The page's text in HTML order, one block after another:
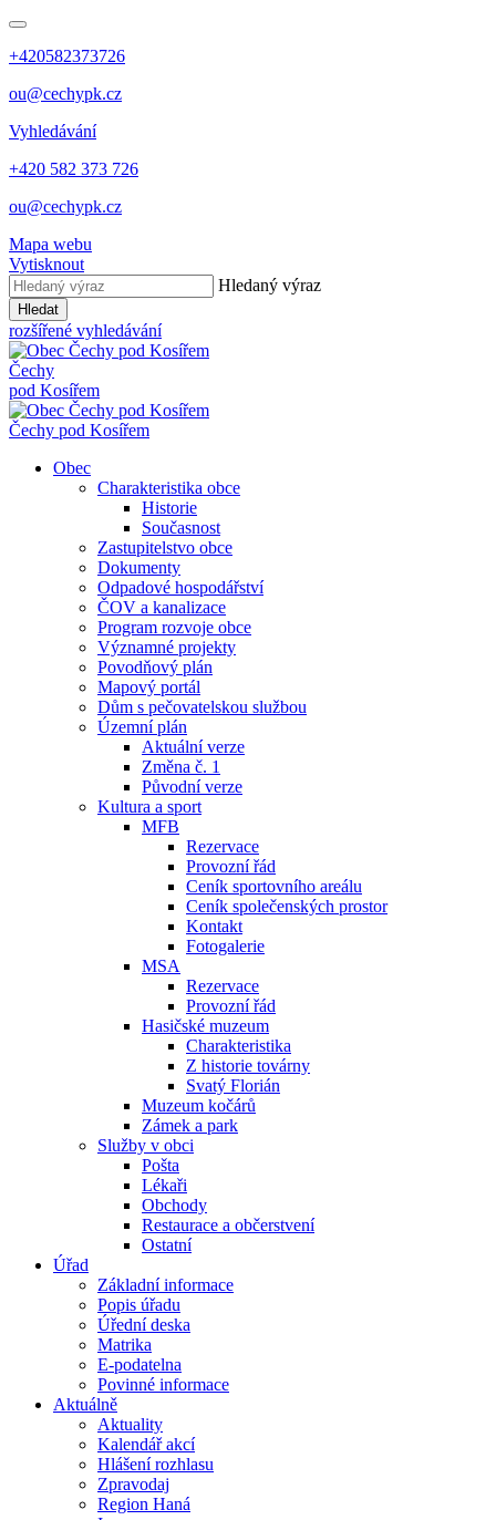
+420582373726
ou@cechypk.cz
Vyhledávání
+420 582 373 726
ou@cechypk.cz
Mapa webu
Vytisknout
Hledaný výraz
Hledat
rozšířené vyhledávání
Čechy
pod Kosířem
Čechy pod Kosířem
Obec
Charakteristika obce
Historie
Současnost
Zastupitelstvo obce
Dokumenty
Odpadové hospodářství
ČOV a kanalizace
Program rozvoje obce
Významné projekty
Povodňový plán
Mapový portál
Dům s pečovatelskou službou
Územní plán
Aktuální verze
Změna č. 1
Původní verze
Kultura a sport
MFB
Rezervace
Provozní řád
Ceník sportovního areálu
Ceník společenských prostor
Kontakt
Fotogalerie
MSA
Rezervace
Provozní řád
Hasičské muzeum
Charakteristika
Z historie továrny
Svatý Florián
Muzeum kočárů
Zámek a park
Služby v obci
Pošta
Lékaři
Obchody
Restaurace a občerstvení
Ostatní
Úřad
Základní informace
Popis úřadu
Úřední deska
Matrika
E-podatelna
Povinné informace
Aktuálně
Aktuality
Kalendář akcí
Hlášení rozhlasu
Zpravodaj
Region Haná